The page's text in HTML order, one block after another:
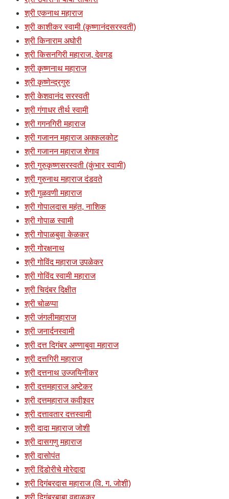
श्री एकनाथ महाराज
श्री काशीकर स्वामी (कृष्णानंदसरस्वती)
श्री किनाराम अघोरी
श्री किसनगिरी महाराज, देवगड
श्री कृष्णनाथ महाराज
श्री कृष्णेन्द्रगुरु
श्री केशवानंद सरस्वती
श्री गंगाधर तीर्थ स्वामी
श्री गगनगिरी महाराज
श्री गजानन महाराज अक्कलकोट
श्री गजानन महाराज शेगाव
श्री गुरुकृष्णसरस्वती (कुंभार स्वामी)
श्री गुरुनाथ महाराज दंडवते
श्री गुळवणी महाराज
श्री गोपालदास महंत, नाशिक
श्री गोपाळ स्वामी
श्री गोपाळबुवा केळकर
श्री गोरक्षनाथ
श्री गोविंद महाराज उपळेकर
श्री गोविंद स्वामी महाराज
श्री चिदंबर दिक्षीत
श्री चोळप्पा
श्री जंगलीमहाराज
श्री जनार्दनस्वामी
श्री दत्त दिगंबर अण्णाबुवा महाराज
श्री दत्तगिरी महाराज
श्री दत्तनाथ उज्जयिनीकर
श्री दत्तमहाराज अष्टेकर
श्री दत्तमहाराज कवीश्र्वर
श्री दत्तावतार दत्तस्वामी
श्री दादा महाराज जोशी
श्री दासगणु महाराज
श्री दासोपंत
श्री दिंडोरीचे मोरेदादा
श्री दिगंबरदास महाराज (वि. ग. जोशी)
श्री दिगंबरबाबा वहाळकर